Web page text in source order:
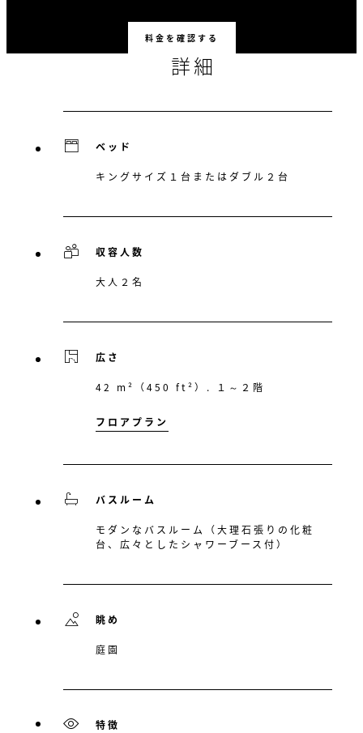
料金を確認する
詳細
ベッド
キングサイズ１台またはダブル２台
収容人数
大人２名
広さ
42 m²（450 ft²）. １～２階
フロアプラン
バスルーム
モダンなバスルーム（大理石張りの化粧
台、広々としたシャワーブース付）
眺め
庭園
特徴